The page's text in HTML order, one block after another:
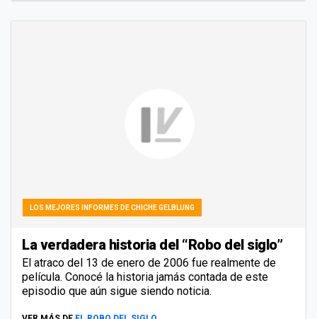
LOS MEJORES INFORMES DE CHICHE GELBLUNG
La verdadera historia del “Robo del siglo”
El atraco del 13 de enero de 2006 fue realmente de
película. Conocé la historia jamás contada de este
episodio que aún sigue siendo noticia.